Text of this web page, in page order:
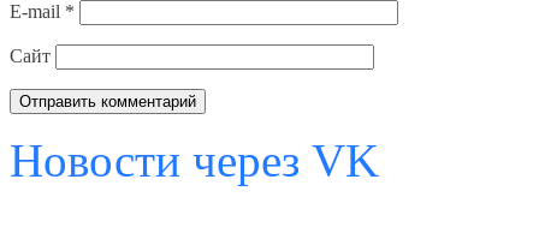
E-mail *
Сайт
Новости через VK